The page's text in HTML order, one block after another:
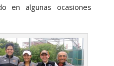
en algunas ocasiones